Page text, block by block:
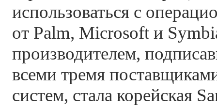
использоваться с
от Palm, Microsoft и
производителем,
всеми тремя
систем, стала корейская